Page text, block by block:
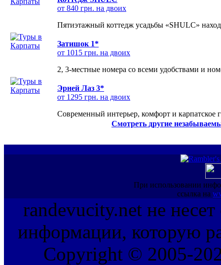
от 840 грн. на двоих
Пятиэтажный коттедж усадьбы «SHULC»
Затишок 1*
от 1015 грн. на двоих
2, 3-местные номера со всеми удобствами и
Эрней Лаз 3*
от 1295 грн. на двоих
Современный интерьер, комфорт и карпатское
Смотреть другие
При использовании
ссылка на
randevucity.net не несет
информации, которую
Copyright © 2005-